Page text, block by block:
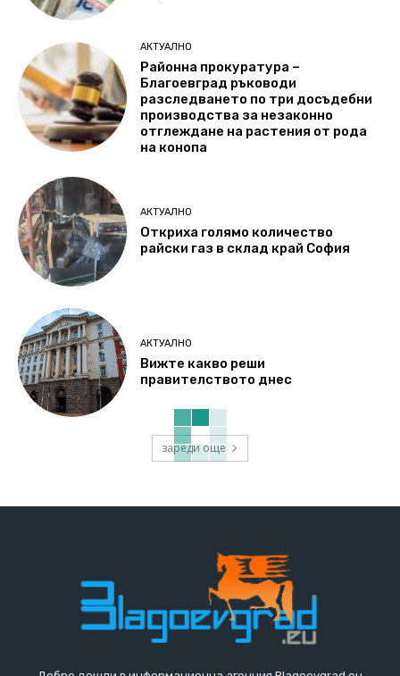
АКТУАЛНО
Районна прокуратура –
Благоевград ръководи
разследването по три досъдебни
производства за незаконно
отглеждане на растения от рода
на конопа
АКТУАЛНО
Откриха голямо количество
райски газ в склад край София
АКТУАЛНО
Вижте какво реши
правителството днес
зареди още